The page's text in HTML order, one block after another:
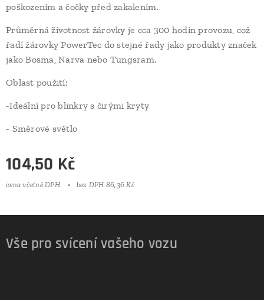
poškozením a čočky před zakalením.
Průměrná životnost žárovky je cca 300 hodin provozu, což
řadí žárovky PowerTec do stejné řady jako produkty značek
jako Bosma, Narva nebo Tungsram.
Oblast použití:
-Ideální pro blinkry s čirými kryty
- Směrové světlo
104,50 Kč
cena včetně DPH bez DPH 86,36 Kč
Vše pro svícení vašeho vozu